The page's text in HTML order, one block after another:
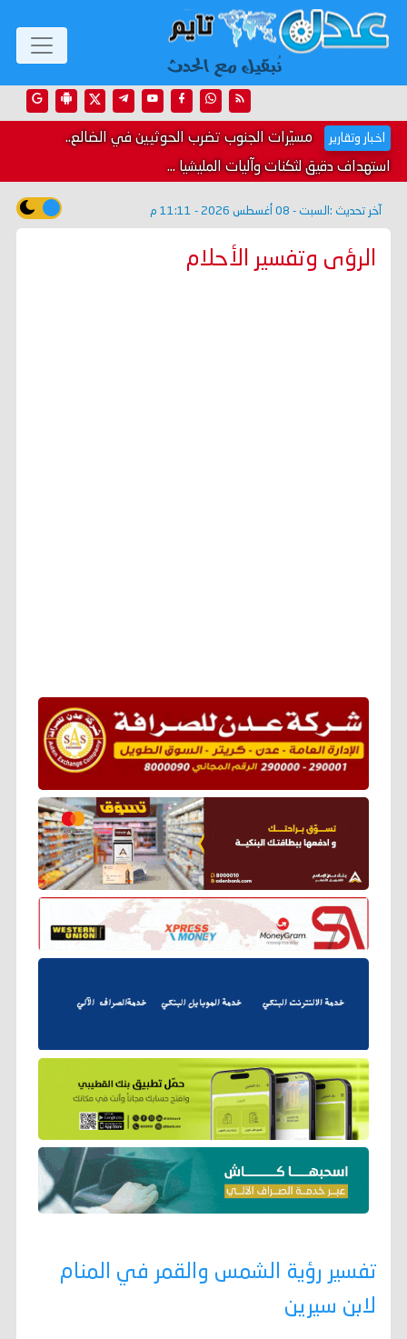
اخبار وتقارير مسيّرات الجنوب تضرب الحوثيين في الضالع..
استهداف دقيق لثكنات وآليات المليشيا ...
آخر تحديث : السبت - 08 أغسطس 2026 - 11:11 م
الرؤى وتفسير الأحلام
تفسير رؤية الشمس والقمر في المنام
لابن سيرين